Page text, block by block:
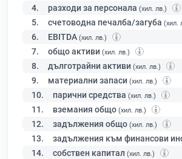
4. разходи за персонала (хил. лв.)
5. счетоводна печалба/загуба (хил.
6. EBITDA (хил. лв.)
7. общо активи (хил. лв.)
8. дълготрайни активи (хил. лв.)
9. материални запаси (хил. лв.)
10. парични средства (хил. лв.)
11. вземания общо (хил. лв.)
12. задължения общо (хил. лв.)
13. задължения към финансови
14. собствен капитал (хил. лв.)